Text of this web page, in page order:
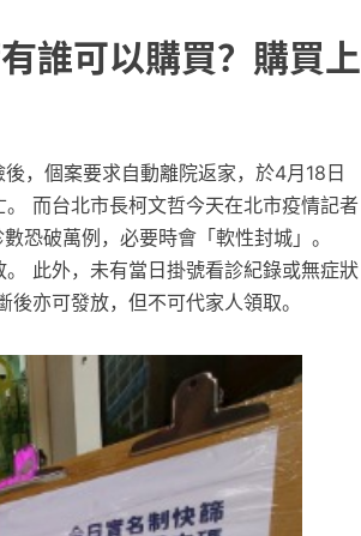
誰可以購買？購買上
，個案要求自動離院返家，於4月18日
而台北市長柯文哲今天在北市疫情記者
恐破萬例，必要時會「軟性封城」。
此外，未有當日掛號看診紀錄或無症狀
亦可發放，但不可代家人領取。